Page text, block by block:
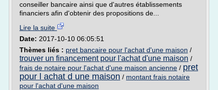
conseiller bancaire ainsi que d'autres établissements
financiers afin d'obtenir des propositions de...
Lire la suite
Date: 2017-10-10 06:05:51
Thèmes liés : pret bancaire pour l'achat d'une maison /
trouver un financement pour l'achat d'une maison /
frais de notaire pour l'achat d'une maison ancienne / pret
pour l achat d une maison / montant frais notaire
pour l'achat d'une maison